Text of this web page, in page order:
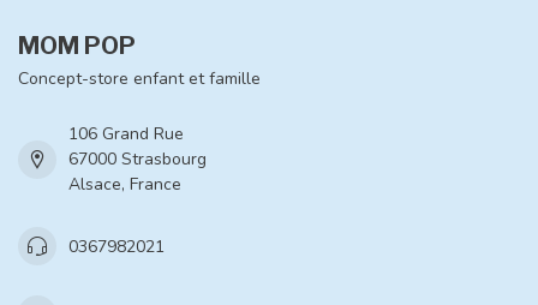
MOM POP
Concept-store enfant et famille
106 Grand Rue
67000 Strasbourg
Alsace, France
0367982021